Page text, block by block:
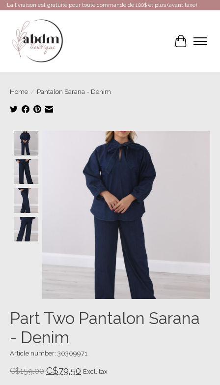
La livraison est gratuite pour toute commande de 100$ et plus (avant taxe)
Cart
Home / Pantalon Sarana - Denim
Product image slideshow Items
Part Two Pantalon Sarana
- Denim
Article number: 30309971
C$159.00 C$79.50 Excl. tax